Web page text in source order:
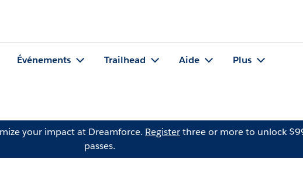
Événements Trailhead Aide Plus
your impact at Dreamforce. Registerthree or more to unlock
passes.